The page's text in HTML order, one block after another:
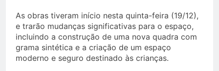
As obras tiveram início nesta quinta-feira (19/12),
e trarão mudanças significativas para o espaço,
incluindo a construção de uma nova quadra com
grama sintética e a criação de um espaço
moderno e seguro destinado às crianças.